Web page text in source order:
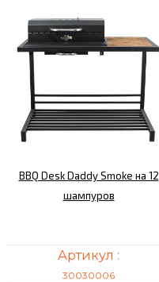
BBQ Desk Daddy Smoke на 12
шампуров
Артикул :
30030006